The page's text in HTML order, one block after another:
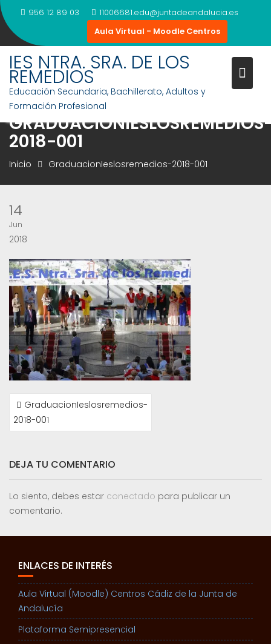
Saltar
al
contenido
956 12 89 03
11006681.edu@juntadeandalucia.es
Aula Virtual - Moodle Centros
IES NTRA. SRA. DE LOS
REMEDIOS
Educación Secundaria, Bachillerato, Adultos y
Formación Profesional
2018-001
Inicio GraduacionIeslosremedios-2018-001
14
Jun
2018
NAVEGACIÓN
DE
ENTRADAS
GraduacionIeslosremedios-
2018-001
DEJA TU COMENTARIO
Lo siento, debes estar conectado para publicar un
comentario.
ENLACES DE INTERÉS
Aula Virtual (Moodle) Centros Cádiz de la Junta de
Andalucía
Plataforma Semipresencial